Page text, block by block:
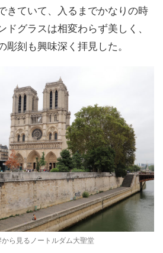
きていて、入るまでかなりの時
グラスは相変わらず美しく、
刻も興味深く拝見した。
ら見るノートルダム大聖堂